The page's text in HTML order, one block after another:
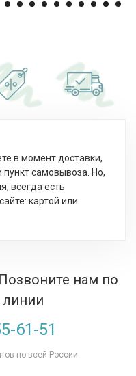
в момент доставки,
пункт самовывоза. Но,
всегда есть
картой или
нам по
линии
61-51
по всей России